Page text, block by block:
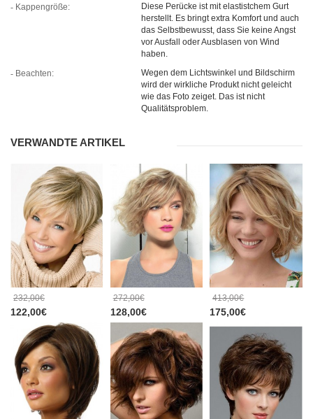
Kappengröße:
Diese Perücke ist mit elastistchem Gurt
herstellt. Es bringt extra Komfort und auch
das Selbstbewusst, dass Sie keine Angst
vor Ausfall oder Ausblasen von Wind
haben.
Beachten:
Wegen dem Lichtswinkel und Bildschirm
wird der wirkliche Produkt nicht geleicht
wie das Foto zeiget. Das ist nicht
Qualitätsproblem.
VERWANDTE ARTIKEL
232,00€
122,00€
272,00€
128,00€
413,00€
175,00€